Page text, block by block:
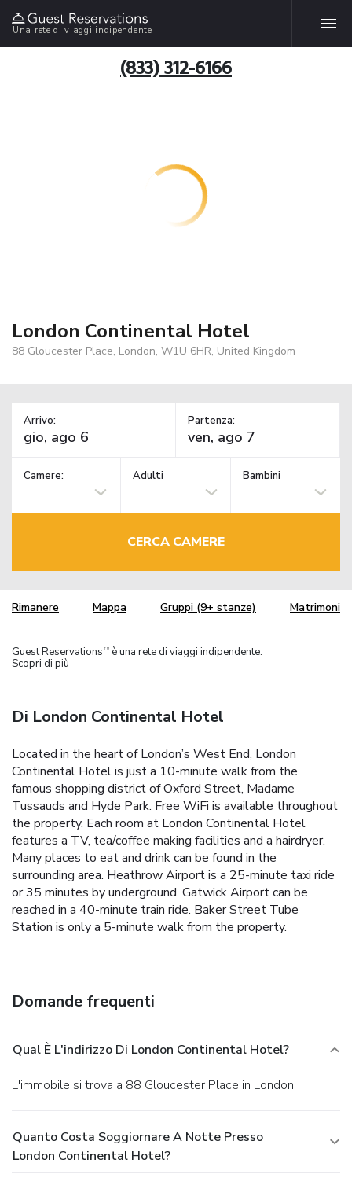
Una rete di viaggi indipendente
(833) 312-6166
London Continental Hotel
88 Gloucester Place, London, W1U 6HR, United Kingdom
Arrivo: Partenza:
Camere: Adulti Bambini
CERCA CAMERE
Rimanere Mappa Gruppi (9+ stanze) Matrimoni
Guest Reservations TM
è una rete di viaggi indipendente.
Scopri di più
Di London Continental Hotel
Located in the heart of London’s West End, London
Continental Hotel is just a 10-minute walk from the
famous shopping district of Oxford Street, Madame
Tussauds and Hyde Park. Free WiFi is available throughout
the property. Each room at London Continental Hotel
features a TV, tea/coffee making facilities and a hairdryer.
Many places to eat and drink can be found in the
surrounding area. Heathrow Airport is a 25-minute taxi ride
or 35 minutes by underground. Gatwick Airport can be
reached in a 40-minute train ride. Baker Street Tube
Station is only a 5-minute walk from the property.
Domande frequenti
Qual È L'indirizzo Di London Continental Hotel?
L'immobile si trova a 88 Gloucester Place in London.
Quanto Costa Soggiornare A Notte Presso
London Continental Hotel?